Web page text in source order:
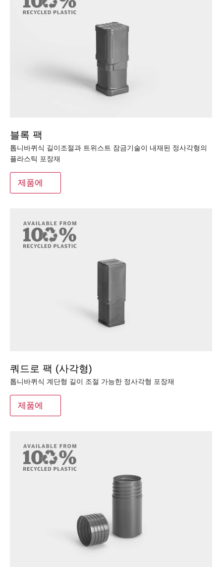
블록 팩
톱니바퀴식 길이조절과 트위스트 잠금기술이 내재된 정사각형의
플라스틱 포장재
제품에
쿼드로 팩 (사각형)
톱니바퀴식 계단형 길이 조절 가능한 정사각형 포장재
제품에